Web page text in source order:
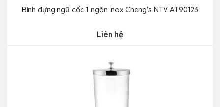
Bình đựng ngũ cốc 1 ngăn inox Cheng's NTV AT90123
Liên hệ